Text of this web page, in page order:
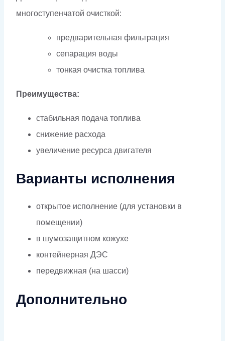
многоступенчатой очисткой:
предварительная фильтрация
сепарация воды
тонкая очистка топлива
Преимущества:
стабильная подача топлива
снижение расхода
увеличение ресурса двигателя
Варианты исполнения
открытое исполнение (для установки в
помещении)
в шумозащитном кожухе
контейнерная ДЭС
передвижная (на шасси)
Дополнительно